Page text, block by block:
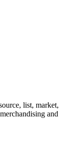
list, market,
and